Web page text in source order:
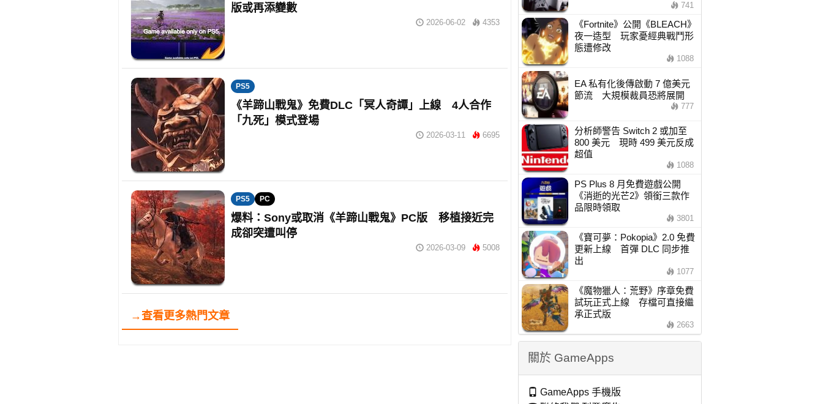
版或再添變數
2026-06-02 4353
PS5
《羊蹄山戰鬼》免費DLC「冥人奇譚」上線 4人合作
「九死」模式登場
2026-03-11 6695
PS5 PC
爆料：Sony或取消《羊蹄山戰鬼》PC版 移植接近完
成卻突遭叫停
2026-03-09 5008
→查看更多熱門文章
741
《Fortnite》公開《BLEACH》
夜一造型 玩家憂經典戰鬥形
態遭修改
1088
EA 私有化後傳啟動 7 億美元
節流 大規模裁員恐將展開
777
分析師警告 Switch 2 或加至
800 美元 現時 499 美元反成
超值
1088
PS Plus 8 月免費遊戲公開
《消逝的光芒2》領銜三款作
品限時領取
3801
《寶可夢：Pokopia》2.0 免費
更新上線 首彈 DLC 同步推
出
1077
《魔物獵人：荒野》序章免費
試玩正式上線 存檔可直接繼
承正式版
2663
關於 GameApps
GameApps 手機版